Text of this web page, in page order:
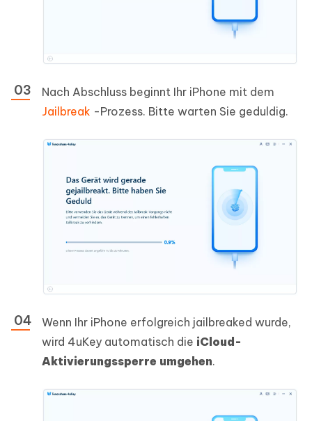
Nach Abschluss beginnt Ihr iPhone mit dem
Jailbreak -Prozess. Bitte warten Sie geduldig.
Wenn Ihr iPhone erfolgreich jailbreaked wurde,
wird 4uKey automatisch die iCloud-
Aktivierungssperre umgehen.